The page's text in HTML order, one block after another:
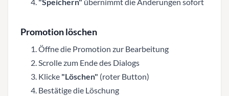
Promotion löschen
Öffne die Promotion zur Bearbeitung
Scrolle zum Ende des Dialogs
Klicke "Löschen" (roter Button)
Bestätige die Löschung